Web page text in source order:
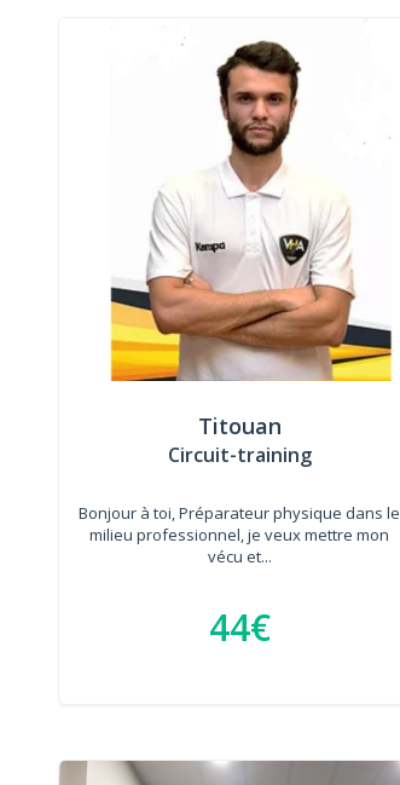
Titouan
Circuit-training
Bonjour à toi, Préparateur physique dans le
milieu professionnel, je veux mettre mon
vécu et...
44€